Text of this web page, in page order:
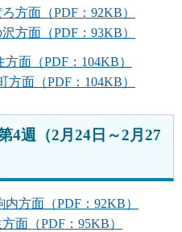
方面（PDF：92KB）
方面（PDF：93KB）
面（PDF：104KB）
面（PDF：104KB）
4週（2月24日～2月27
方面（PDF：92KB）
面（PDF：95KB）